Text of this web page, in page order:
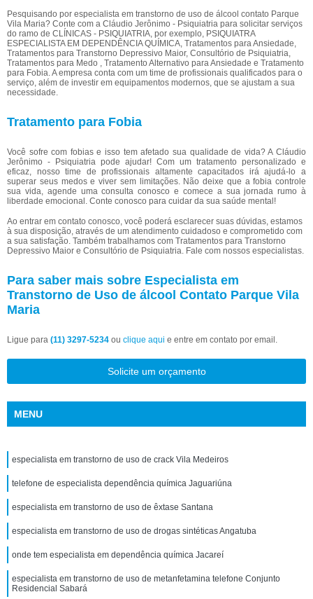
Pesquisando por especialista em transtorno de uso de álcool contato Parque
Vila Maria? Conte com a Cláudio Jerônimo - Psiquiatria para solicitar serviços
do ramo de CLÍNICAS - PSIQUIATRIA, por exemplo, PSIQUIATRA
ESPECIALISTA EM DEPENDÊNCIA QUÍMICA, Tratamentos para Ansiedade,
Tratamentos para Transtorno Depressivo Maior, Consultório de Psiquiatria,
Tratamentos para Medo , Tratamento Alternativo para Ansiedade e Tratamento
para Fobia. A empresa conta com um time de profissionais qualificados para o
serviço, além de investir em equipamentos modernos, que se ajustam a sua
necessidade.
Tratamento para Fobia
Você sofre com fobias e isso tem afetado sua qualidade de vida? A Cláudio
Jerônimo - Psiquiatria pode ajudar! Com um tratamento personalizado e
eficaz, nosso time de profissionais altamente capacitados irá ajudá-lo a
superar seus medos e viver sem limitações. Não deixe que a fobia controle
sua vida, agende uma consulta conosco e comece a sua jornada rumo à
liberdade emocional. Conte conosco para cuidar da sua saúde mental!
Ao entrar em contato conosco, você poderá esclarecer suas dúvidas, estamos
à sua disposição, através de um atendimento cuidadoso e comprometido com
a sua satisfação. Também trabalhamos com Tratamentos para Transtorno
Depressivo Maior e Consultório de Psiquiatria. Fale com nossos especialistas.
Para saber mais sobre Especialista em
Transtorno de Uso de álcool Contato Parque Vila
Maria
Ligue para (11) 3297-5234 ou clique aqui e entre em contato por email.
Solicite um orçamento
MENU
especialista em transtorno de uso de crack Vila Medeiros
telefone de especialista dependência química Jaguariúna
especialista em transtorno de uso de êxtase Santana
especialista em transtorno de uso de drogas sintéticas Angatuba
onde tem especialista em dependência química Jacareí
especialista em transtorno de uso de metanfetamina telefone Conjunto
Residencial Sabará